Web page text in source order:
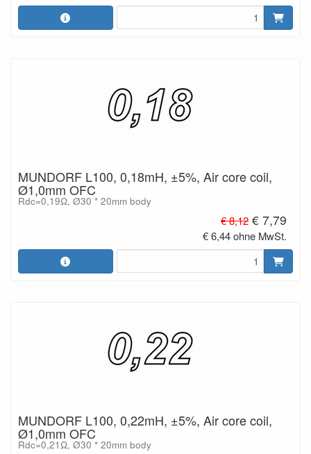
MUNDORF L100, 0,18mH, ±5%, Air core coil,
Ø1,0mm OFC
Rdc=0,19Ω, Ø30 * 20mm body
€ 8,12 € 7,79
€ 6,44 ohne MwSt.
MUNDORF L100, 0,22mH, ±5%, Air core coil,
Ø1,0mm OFC
Rdc=0,21Ω, Ø30 * 20mm body